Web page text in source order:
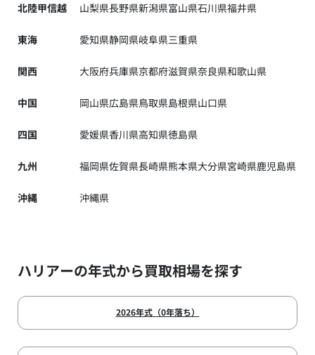
北陸甲信越 山梨県長野県新潟県富山県石川県福井県
東海 愛知県静岡県岐阜県三重県
関西 大阪府兵庫県京都府滋賀県奈良県和歌山県
中国 岡山県広島県鳥取県島根県山口県
四国 愛媛県香川県高知県徳島県
九州 福岡県佐賀県長崎県熊本県大分県宮崎県鹿児島県
沖縄 沖縄県
ハリアーの年式から買取相場を探す
2026年式（0年落ち）